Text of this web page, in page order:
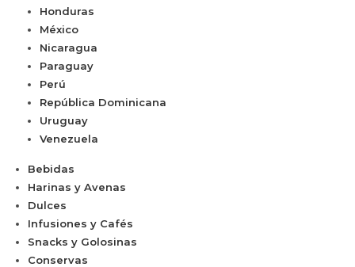
Honduras
México
Nicaragua
Paraguay
Perú
República Dominicana
Uruguay
Venezuela
Bebidas
Harinas y Avenas
Dulces
Infusiones y Cafés
Snacks y Golosinas
Conservas